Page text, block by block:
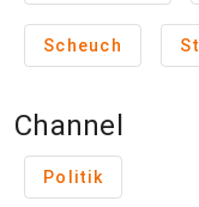
Scheuch
Channel
Politik